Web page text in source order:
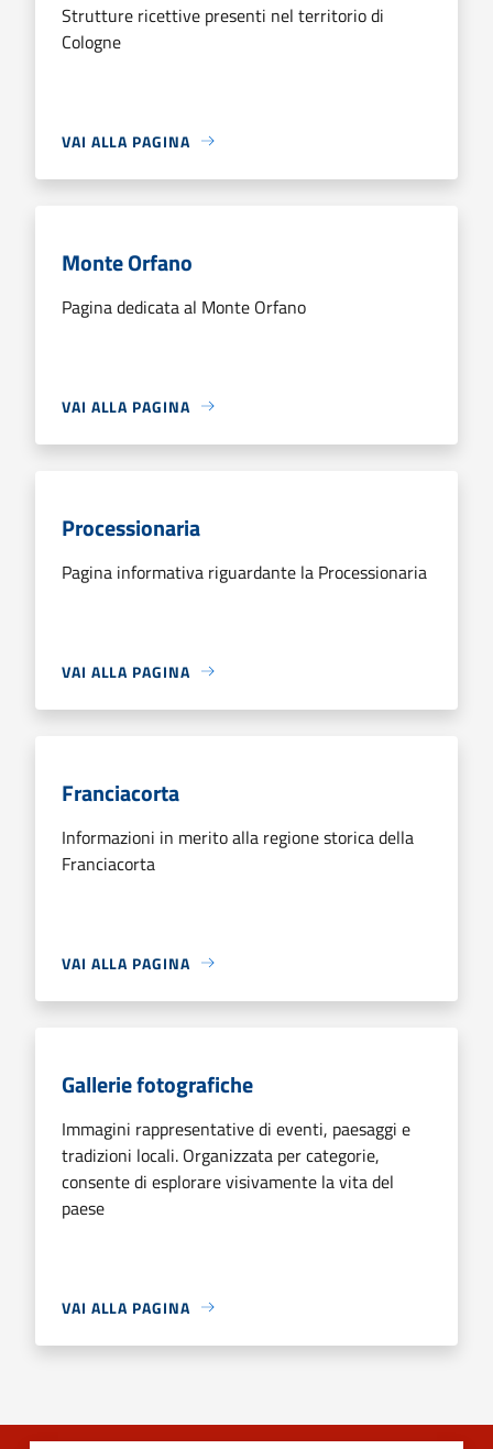
Strutture ricettive presenti nel territorio di
Cologne
VAI ALLA PAGINA
Monte Orfano
Pagina dedicata al Monte Orfano
VAI ALLA PAGINA
Processionaria
Pagina informativa riguardante la Processionaria
VAI ALLA PAGINA
Franciacorta
Informazioni in merito alla regione storica della
Franciacorta
VAI ALLA PAGINA
Gallerie fotografiche
Immagini rappresentative di eventi, paesaggi e
tradizioni locali. Organizzata per categorie,
consente di esplorare visivamente la vita del
paese
VAI ALLA PAGINA